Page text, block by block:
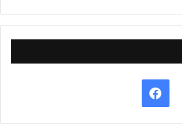
فيسبوك